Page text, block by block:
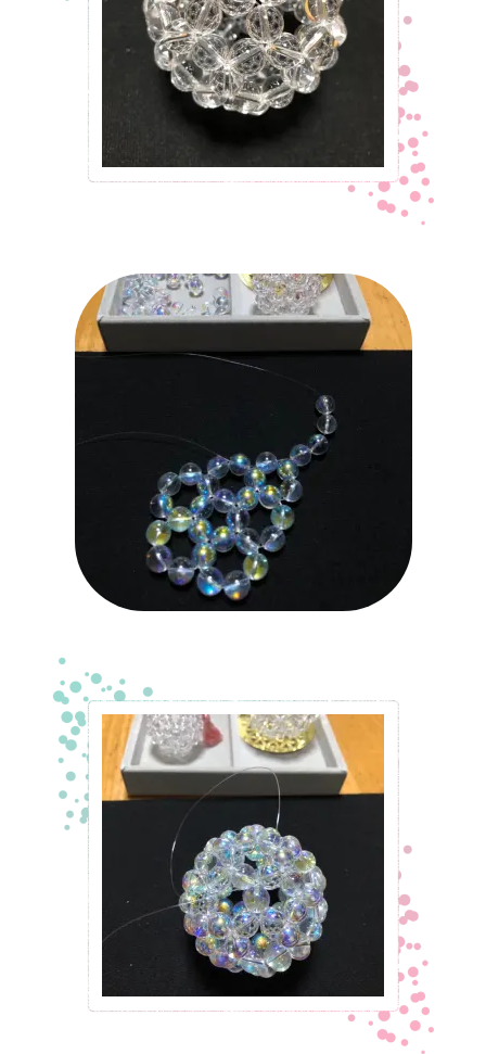
はじめたきっかけ